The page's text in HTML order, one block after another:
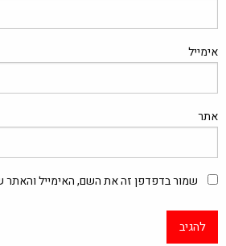
אימייל
אתר
שמור בדפדפן זה את השם, האימייל והאתר